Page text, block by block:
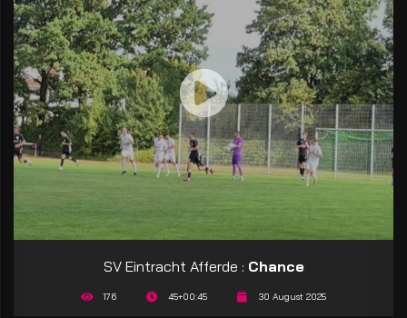
SV Eintracht Afferde : Chance
176 45+00:45 30 August 2025